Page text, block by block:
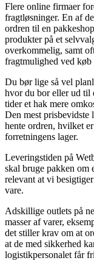
Flere online firmaer
fragtløsninger. En af
ordren til en
produkter på et
overkommelig, samt
fragtmulighed ved
Du bør lige så vel
hvor du bor eller ud til
tider et hak mere
Den mest
hente ordren, hvilket
forretningens lager.
Leveringstiden på
skal bruge pakken om
relevant at vi
vare.
Adskillige outlets på
masser af varer,
det stiller krav om at
at de med sikkerhed
logistikpersonalet får